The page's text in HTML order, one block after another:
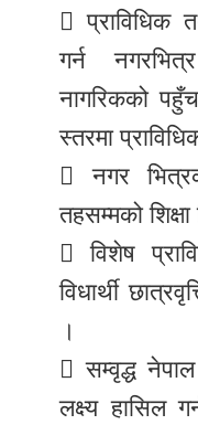
 प्राविधिक
गर्न
नागरिकको
स्तरमा
 नगर
तहसम्मको
 विशेष
विधार्थी
।
 सम्वृद्ध
लक्ष्य हासिल